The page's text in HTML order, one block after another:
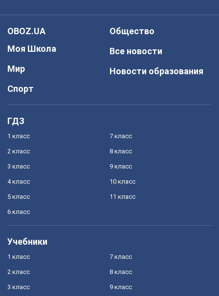
OBOZ.UA
Моя Школа
Мир
Спорт
Общество
Все новости
Новости образования
ГДЗ
1 класс
2 класс
3 класс
4 класс
5 класс
6 класс
7 класс
8 класс
9 класс
10 класс
11 класс
Учебники
1 класс
2 класс
3 класс
7 класс
8 класс
9 класс